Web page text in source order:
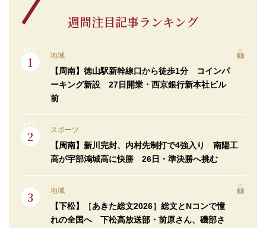
週間注目記事ランキング
地域
【周南】徳山駅新幹線口から徒歩1分 コインパ
ーキング新設 27日開業・西京銀行新本社ビル
前
スポーツ
【周南】新川完封、内村先制打で4強入り 南陽工
高が宇部鴻城高に快勝 26日・準決勝へ挑む
地域
【下松】［あきた総文2026］総文とNコンで憧
れの全国へ 下松高放送部・前原さん、磯部さ